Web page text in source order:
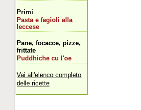
Primi
Pasta e fagioli alla
leccese
Pane, focacce, pizze,
frittate
Puddhiche cu l'oe
Vai all'elenco completo
delle ricette